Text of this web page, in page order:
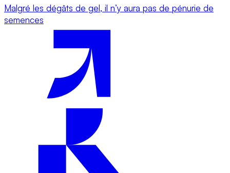
Malgré les dégâts de gel, il n’y aura pas de pénurie de
semences